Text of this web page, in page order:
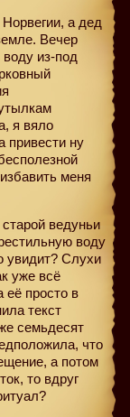
а дед
Вечер
из-под
я вяло
привести ну
меня
ведуньи
воду
увидит? Слухи
уже всё
её просто в
текст
семьдесят
что
а потом
то вдруг